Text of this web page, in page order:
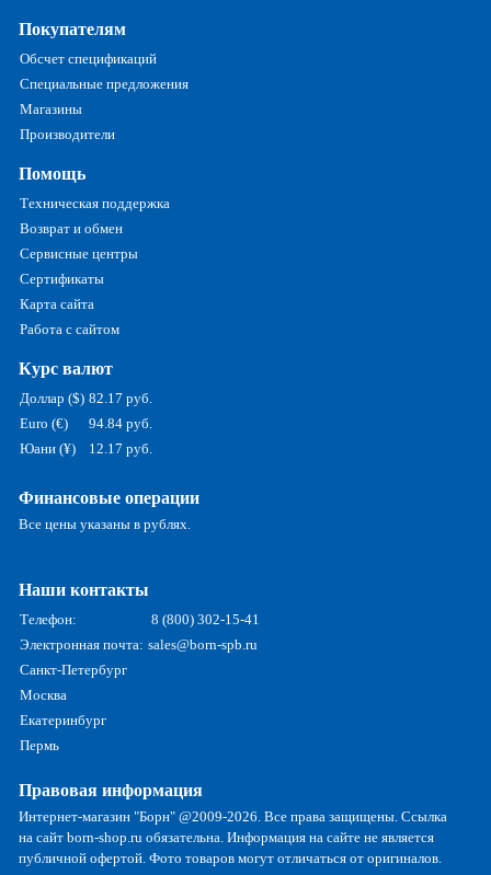
Покупателям
Обсчет спецификаций
Специальные предложения
Магазины
Производители
Помощь
Техническая поддержка
Возврат и обмен
Сервисные центры
Сертификаты
Карта сайта
Работа с сайтом
Курс валют
Доллар ($) 82.17 руб.
Euro (€)
94.84 руб.
Юани (¥)
12.17 руб.
Финансовые операции
Все цены указаны в рублях.
Наши контакты
Телефон:
8 (800) 302-15-41
Электронная почта: sales@born-spb.ru
Санкт-Петербург
Москва
Екатеринбург
Пермь
Правовая информация
Интернет-магазин "Борн" @2009-2026. Все права защищены. Ссылка
на сайт born-shop.ru обязательна. Информация на сайте не является
публичной офертой. Фото товаров могут отличаться от оригиналов.